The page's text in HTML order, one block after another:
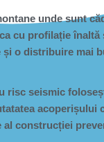
unde sunt
cu profilație înaltă
o distribuire mai
risc seismic
acoperișului
al construcției